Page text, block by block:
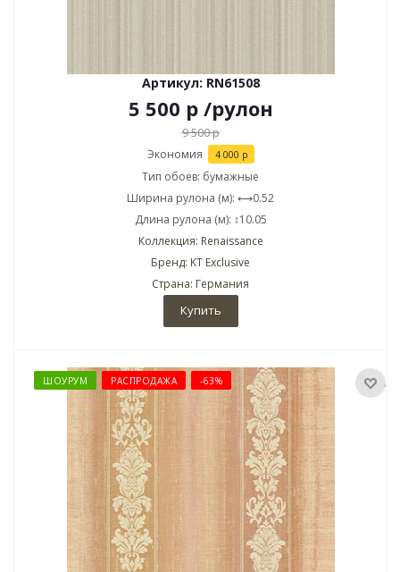
Артикул: RN61508
5 500 р /рулон
9 500р
Экономия 4 000 р
Тип обоев: бумажные
Ширина рулона (м): ⟷0.52
Длина рулона (м): ↕10.05
Коллекция: Renaissance
Бренд: KT Exclusive
Страна: Германия
Купить
ШОУРУМ РАСПРОДАЖА -63%